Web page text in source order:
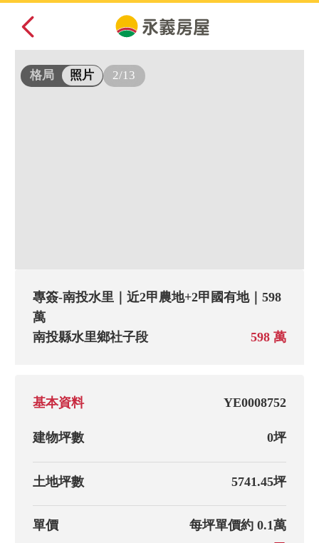
格局 照片 2/13
專簽-南投水里｜近2甲農地+2甲國有地｜598
萬
南投縣水里鄉社子段
598 萬
基本資料 YE0008752
建物坪數 0坪
土地坪數 5741.45坪
單價 每坪單價約 0.1萬